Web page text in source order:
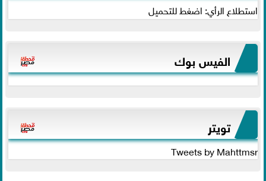
استطلاع الرأي: اضغط للتحميل
الفيس بوك
تويتر
Tweets by Mahttmsr